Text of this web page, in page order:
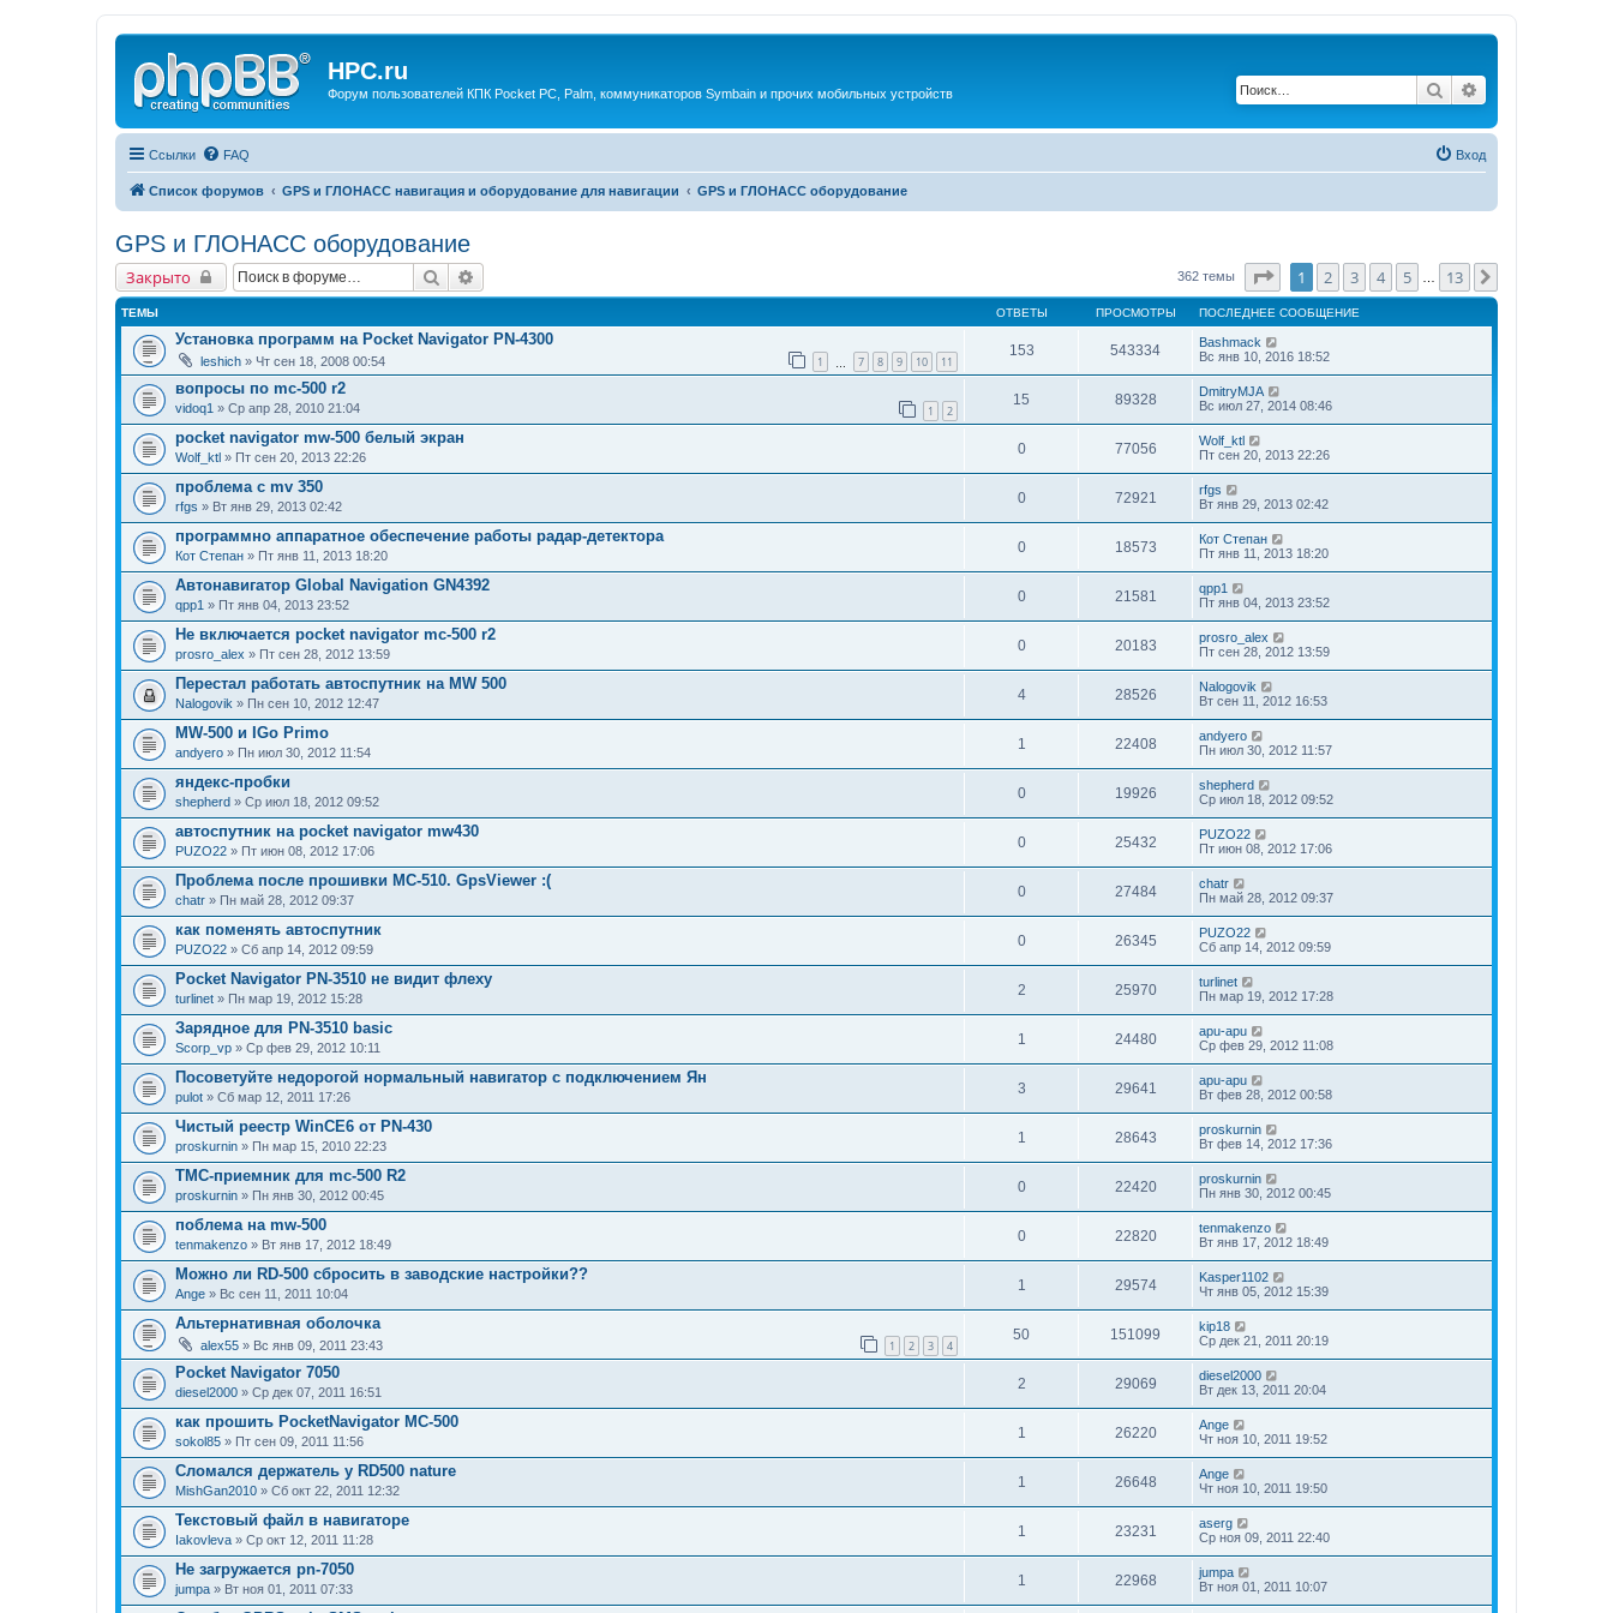
HPC.ru
Форум пользователей КПК Pocket PC, Palm, коммуникаторов Symbain и прочих мобильных устройств Поиск
Ссылки FAQ Вход
Список форумов GPS и ГЛОНАСС навигация и оборудование для навигации GPS и ГЛОНАСС оборудование
GPS и ГЛОНАСС оборудование
Закрыто Поиск 362 темы Страница 1 из13
1 2 3 4 5 13
ТЕМЫ ОТВЕТЫ ПРОСМОТРЫ ПОСЛЕДНЕЕ СООБЩЕНИЕ
Установка программ на Pocket Navigator PN-4300
leshich » Чт сен 18, 2008 00:54 1 7 8 9 10 11
153 543334
Bashmack
Вс янв 10, 2016 18:52
вопросы по mc-500 r2
vidoq1 » Ср апр 28, 2010 21:04 1 2
15 89328
DmitryMJA
Вс июл 27, 2014 08:46
pocket navigator mw-500 белый экран
Wolf_ktl » Пт сен 20, 2013 22:26
0 77056
Wolf_ktl
Пт сен 20, 2013 22:26
проблема с mv 350
rfgs » Вт янв 29, 2013 02:42
0 72921
rfgs
Вт янв 29, 2013 02:42
программно аппаратное обеспечение работы радар-детектора
Кот Степан » Пт янв 11, 2013 18:20
0 18573
Кот Степан
Пт янв 11, 2013 18:20
Автонавигатор Global Navigation GN4392
qpp1 » Пт янв 04, 2013 23:52
0 21581
qpp1
Пт янв 04, 2013 23:52
Не включается pocket navigator mc-500 r2
prosro_alex » Пт сен 28, 2012 13:59
0 20183
prosro_alex
Пт сен 28, 2012 13:59
Перестал работать автоспутник на MW 500
Nalogovik » Пн сен 10, 2012 12:47
4 28526
Nalogovik
Вт сен 11, 2012 16:53
MW-500 и IGo Primo
andyero » Пн июл 30, 2012 11:54
1 22408
andyero
Пн июл 30, 2012 11:57
яндекс-пробки
shepherd » Ср июл 18, 2012 09:52
0 19926
shepherd
Ср июл 18, 2012 09:52
автоспутник на pocket navigator mw430
PUZO22 » Пт июн 08, 2012 17:06
0 25432
PUZO22
Пт июн 08, 2012 17:06
Проблема после прошивки MC-510. GpsViewer :(
chatr » Пн май 28, 2012 09:37
0 27484
chatr
Пн май 28, 2012 09:37
как поменять автоспутник
PUZO22 » Сб апр 14, 2012 09:59
0 26345
PUZO22
Сб апр 14, 2012 09:59
Pocket Navigator PN-3510 не видит флеху
turlinet » Пн мар 19, 2012 15:28
2 25970
turlinet
Пн мар 19, 2012 17:28
Зарядное для PN-3510 basic
Scorp_vp » Ср фев 29, 2012 10:11
1 24480
apu-apu
Ср фев 29, 2012 11:08
Посоветуйте недорогой нормальный навигатор с подключением Ян
pulot » Сб мар 12, 2011 17:26
3 29641
apu-apu
Вт фев 28, 2012 00:58
Чистый реестр WinCE6 от PN-430
proskurnin » Пн мар 15, 2010 22:23
1 28643
proskurnin
Вт фев 14, 2012 17:36
TMC-приемник для mc-500 R2
proskurnin » Пн янв 30, 2012 00:45
0 22420
proskurnin
Пн янв 30, 2012 00:45
поблема на mw-500
tenmakenzo » Вт янв 17, 2012 18:49
0 22820
tenmakenzo
Вт янв 17, 2012 18:49
Можно ли RD-500 сбросить в заводские настройки??
Ange » Вс сен 11, 2011 10:04
1 29574
Kasper1102
Чт янв 05, 2012 15:39
Альтернативная оболочка
alex55 » Вс янв 09, 2011 23:43 1 2 3 4
50 151099
kip18
Ср дек 21, 2011 20:19
Pocket Navigator 7050
diesel2000 » Ср дек 07, 2011 16:51
2 29069
diesel2000
Вт дек 13, 2011 20:04
как прошить PocketNavigator MC-500
sokol85 » Пт сен 09, 2011 11:56
1 26220
Ange
Чт ноя 10, 2011 19:52
Сломался держатель у RD500 nature
MishGan2010 » Сб окт 22, 2011 12:32
1 26648
Ange
Чт ноя 10, 2011 19:50
Текстовый файл в навигаторе
Iakovleva » Ср окт 12, 2011 11:28
1 23231
aserg
Ср ноя 09, 2011 22:40
Не загружается pn-7050
jumpa » Вт ноя 01, 2011 07:33
1 22968
jumpa
Вт ноя 01, 2011 10:07